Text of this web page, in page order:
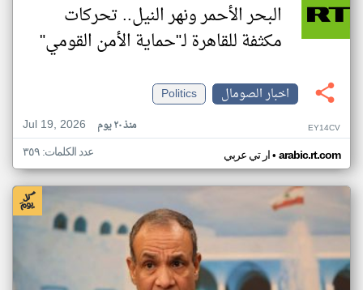
البحر الأحمر ونهر النيل.. تحركات
مكثفة للقاهرة لـ"حماية الأمن القومي"
اخبار الصومال
Politics
Jul 19, 2026
منذ ٢٠ يوم EY14CV
ار تي عربي• arabic.rt.com عدد الكلمات: ٣٥٩